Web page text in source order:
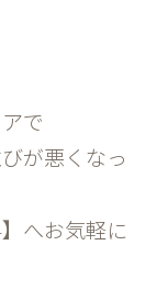
で
が悪くなっ
へお気軽に